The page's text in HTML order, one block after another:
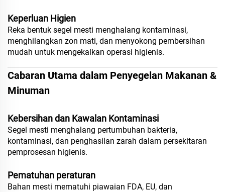
Keperluan Higien
Reka bentuk segel mesti menghalang kontaminasi,
menghilangkan zon mati, dan menyokong pembersihan
mudah untuk mengekalkan operasi higienis.
Cabaran Utama dalam Penyegelan Makanan &
Minuman
Kebersihan dan Kawalan Kontaminasi
Segel mesti menghalang pertumbuhan bakteria,
kontaminasi, dan penghasilan zarah dalam persekitaran
pemprosesan higienis.
Pematuhan peraturan
Bahan mesti mematuhi piawaian FDA, EU, dan